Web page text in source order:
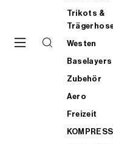
Trikots &
Westen
Baselayers
Zubehör
Aero
Freizeit